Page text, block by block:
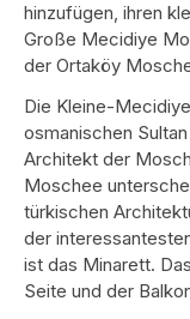
hinzufügen, ihren
Große Mecidiye
der Ortaköy
Die Kleine-
osmanischen
Architekt der
Moschee
türkischen
der
ist das Minarett.
Seite und der